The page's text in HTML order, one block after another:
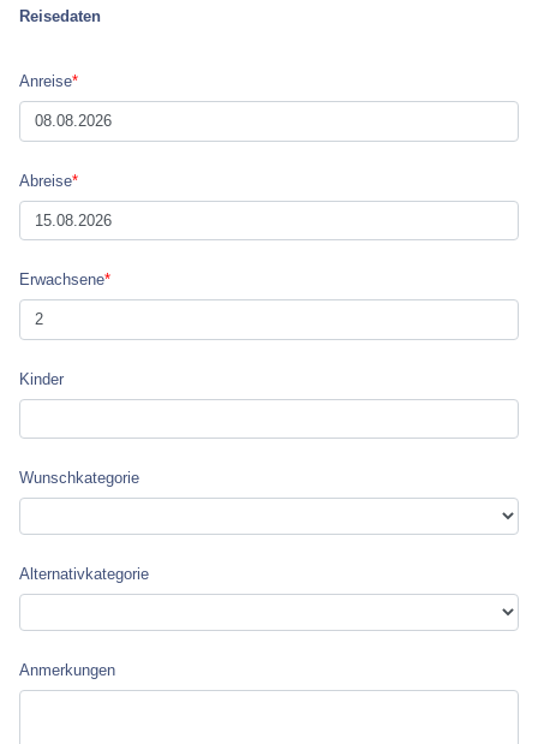
Reisedaten
Anreise*
Abreise*
Erwachsene*
Kinder
Wunsch­kategorie
Alternativ­kategorie
Anmerkungen